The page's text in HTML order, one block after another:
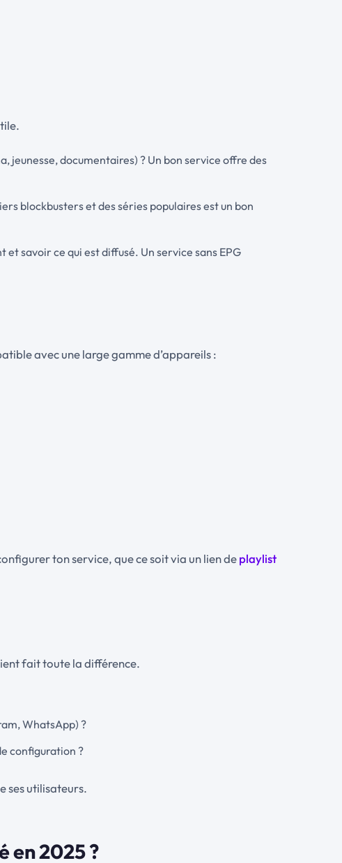
jeunesse, documentaires) ? Un bon service offre des
blockbusters et des séries populaires est un bon
savoir ce qui est diffusé. Un service sans EPG
avec une large gamme d’appareils :
ton service, que ce soit via un lien deplaylist
fait toute la différence.
WhatsApp) ?
configuration ?
ses utilisateurs.
en 2025 ?